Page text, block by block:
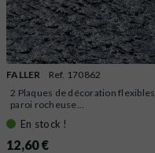
FALLER
Ref. 170862
2 Plaques de décoration flexibles
paroi rocheuse...
En stock !
12,60 €